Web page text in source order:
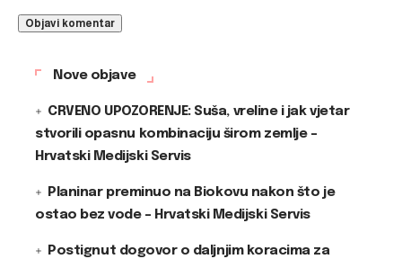
Nove objave
CRVENO UPOZORENJE: Suša, vreline i jak vjetar
stvorili opasnu kombinaciju širom zemlje –
Hrvatski Medijski Servis
Planinar preminuo na Biokovu nakon što je
ostao bez vode – Hrvatski Medijski Servis
Postignut dogovor o daljnjim koracima za